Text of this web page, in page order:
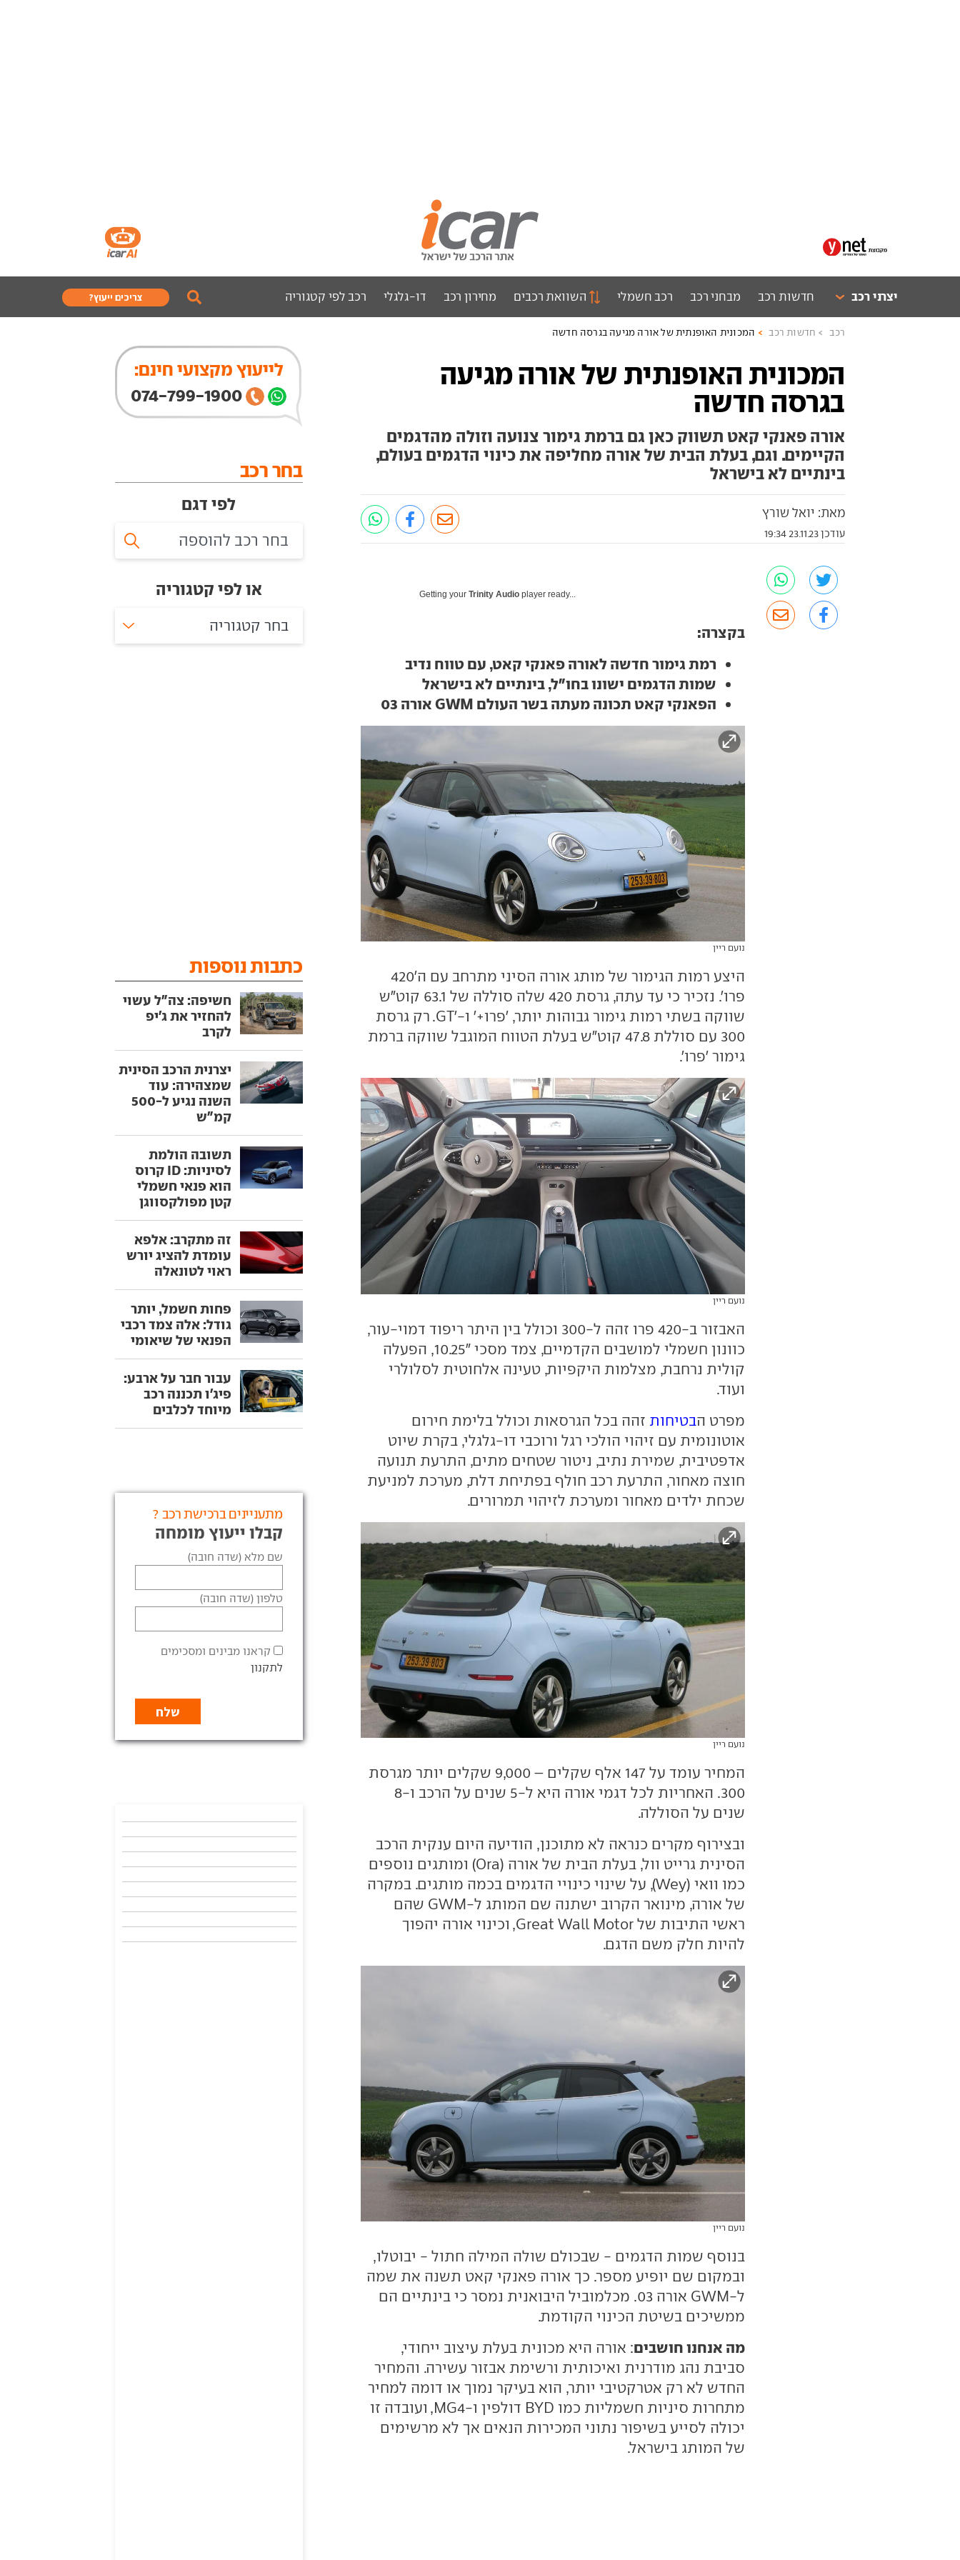
יצרני רכב חדשות רכב מבחני רכב רכב חשמלי השוואת רכבים מחירון רכב דו-גלגלי רכב לפי קטגוריה צריכים ייעוץ?
רכב חדשות רכב המכונית האופנתית של אורה מגיעה בגרסה חדשה
המכונית האופנתית של אורה מגיעה
בגרסה חדשה
אורה פאנקי קאט תשווק כאן גם ברמת גימור צנועה וזולה מהדגמים
הקיימים. וגם, בעלת הבית של אורה מחליפה את כינוי הדגמים בעולם,
בינתיים לא בישראל
מאת: יואל שורץ
עודכן 23.11.23 19:34
Getting yourTrinity Audio player ready...
בקצרה:
רמת גימור חדשה לאורה פאנקי קאט, עם טווח נדיב
שמות הדגמים ישונו בחו"ל, בינתיים לא בישראל
הפאנקי קאט תכונה מעתה בשר העולם GWM אורה 03
נועם ריין
היצע רמות הגימור של מותג אורה הסיני מתרחב עם ה'420
פרו'. נזכיר כי עד עתה, גרסת 420 שלה סוללה של 63.1 קוט"ש
שווקה בשתי רמות גימור גבוהות יותר, 'פרו+' ו-'GT. רק גרסת
300 עם סוללת 47.8 קוט"ש בעלת הטווח המוגבל שווקה ברמת
גימור 'פרו'.
נועם ריין
האבזור ב-420 פרו זהה ל-300 וכולל בין היתר ריפוד דמוי-עור,
כוונון חשמלי למושבים הקדמיים, צמד מסכי "10.25, הפעלה
קולית נרחבת, מצלמות היקפיות, טעינה אלחוטית לסלולרי
ועוד.
מפרט הבטיחות זהה בכל הגרסאות וכולל בלימת חירום
אוטונומית עם זיהוי הולכי רגל ורוכבי דו-גלגלי, בקרת שיוט
אדפטיבית, שמירת נתיב, ניטור שטחים מתים, התרעת תנועה
חוצה מאחור, התרעת רכב חולף בפתיחת דלת, מערכת למניעת
שכחת ילדים מאחור ומערכת לזיהוי תמרורים.
נועם ריין
המחיר עומד על 147 אלף שקלים – 9,000 שקלים יותר מגרסת
300. האחריות לכל דגמי אורה היא ל-5 שנים על הרכב ו-8
שנים על הסוללה.
ובצירוף מקרים כנראה לא מתוכנן, הודיעה היום ענקית הרכב
הסינית גרייט וול, בעלת הבית של אורה (Ora) ומותגים נוספים
כמו וואי (Wey), על שינוי כינויי הדגמים בכמה מותגים. במקרה
של אורה, מינואר הקרוב ישתנה שם המותג ל-GWM שהם
ראשי התיבות של Great Wall Motor, וכינוי אורה יהפוך
להיות חלק משם הדגם.
נועם ריין
בנוסף שמות הדגמים - שבכולם שולה המילה חתול - יבוטלו,
ובמקום שם יופיע מספר. כך אורה פאנקי קאט תשנה את שמה
ל-GWM אורה 03. מכלמוביל היבואנית נמסר כי בינתיים הם
ממשיכים בשיטת הכינוי הקודמת.
מה אנחנו חושבים: אורה היא מכונית בעלת עיצוב ייחודי,
סביבת נהג מודרנית ואיכותית ורשימת אבזור עשירה. והמחיר
החדש לא רק אטרקטיבי יותר, הוא בעיקר נמוך או דומה למחיר
מתחרות סיניות חשמליות כמו BYD דולפין ו-MG4, ועובדה זו
יכולה לסייע בשיפור נתוני המכירות הנאים אך לא מרשימים
של המותג בישראל.
לייעוץ מקצועי חינם:
074-799-1900
בחר רכב
לפי דגם
או לפי קטגוריה
בחר קטגוריה
כתבות נוספות
חשיפה: צה"ל עשוי
להחזיר את ג'יפ
לקרב
יצרנית הרכב הסינית
שמצהירה: עוד
השנה נגיע ל-500
קמ"ש
תשובה הולמת
לסיניות: ID קרוס
הוא פנאי חשמלי
קטן מפולקסווגן
זה מתקרב: אלפא
עומדת להציג יורש
ראוי לטונאלה
פחות חשמל, יותר
גודל: אלה צמד רכבי
הפנאי של שיאומי
עבור חבר על ארבע:
פיג'ו תכננה רכב
מיוחד לכלבים
מתעניינים ברכישת רכב ?
קבלו ייעוץ מומחה
שם מלא (שדה חובה)
טלפון (שדה חובה)
קראנו מבינים ומסכימים
לתקנון